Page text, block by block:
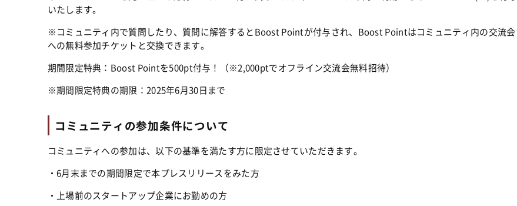
いたします。
※コミュニティ内で質問したり、質問に解答するとBoost Pointが付与され、Boost Pointはコミュニティ内の交流会
への無料参加チケットと交換できます。
期間限定特典：Boost Pointを500pt付与！（※2,000ptでオフライン交流会無料招待）
※期間限定特典の期限：2025年6月30日まで
コミュニティの参加条件について
コミュニティへの参加は、以下の基準を満たす方に限定させていただきます。
・6月末までの期間限定で本プレスリリースをみた方
・上場前のスタートアップ企業にお勤めの方